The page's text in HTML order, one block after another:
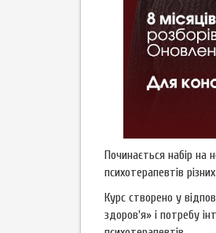
Починається набір на
психотерапевтів
Курс створено у
здоров'я» і потребу